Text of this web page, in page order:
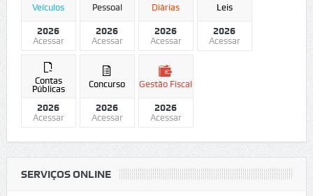
Veículos
2026
Acessar
Pessoal
2026
Acessar
Diárias
2026
Acessar
Leis
2026
Acessar
Contas
Públicas
2026
Acessar
Concurso
2026
Acessar
Gestão Fiscal
2026
Acessar
SERVIÇOS ONLINE